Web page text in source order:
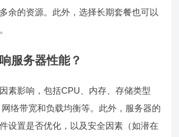
余的资源。此外，选择长期套餐也可以
服务器性能？
素影响，包括CPU、内存、存储类型
网络带宽和负载均衡等。此外，服务器的
设置是否优化，以及安全因素（如潜在